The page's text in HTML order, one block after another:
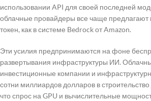
использовании API для своей последней
облачные провайдеры все чаще предлагают
токен, как в системе Bedrock от Amazon.
Эти усилия предпринимаются на фоне
развертывания инфраструктуры ИИ.
инвестиционные компании и
сотни миллиардов долларов в
что спрос на GPU и вычислительные